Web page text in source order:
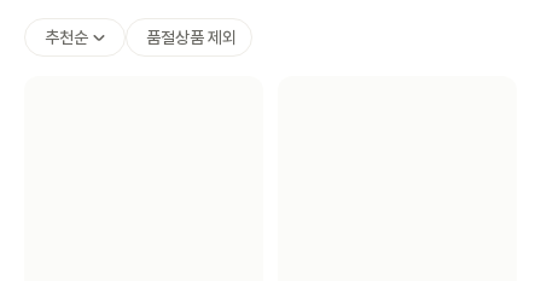
추천순 품절상품 제외